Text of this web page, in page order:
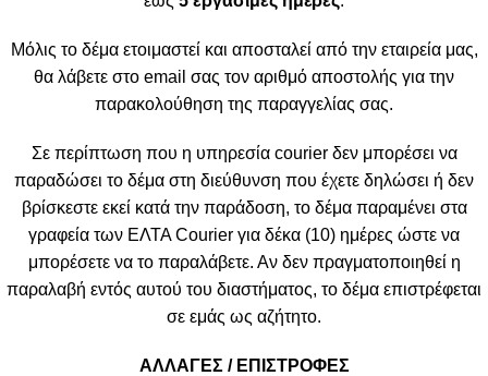
Μόλις το δέμα ετοιμαστεί και αποσταλεί από την εταιρεία μας,
θα λάβετε στο email σας τον αριθμό αποστολής για την
παρακολούθηση της παραγγελίας σας.
Σε περίπτωση που η υπηρεσία courier δεν μπορέσει να
παραδώσει το δέμα στη διεύθυνση που έχετε δηλώσει ή δεν
βρίσκεστε εκεί κατά την παράδοση, το δέμα παραμένει στα
γραφεία των ΕΛΤΑ Courier για δέκα (10) ημέρες ώστε να
μπορέσετε να το παραλάβετε. Αν δεν πραγματοποιηθεί η
παραλαβή εντός αυτού του διαστήματος, το δέμα επιστρέφεται
σε εμάς ως αζήτητο.
ΑΛΛΑΓΕΣ / ΕΠΙΣΤΡΟΦΕΣ